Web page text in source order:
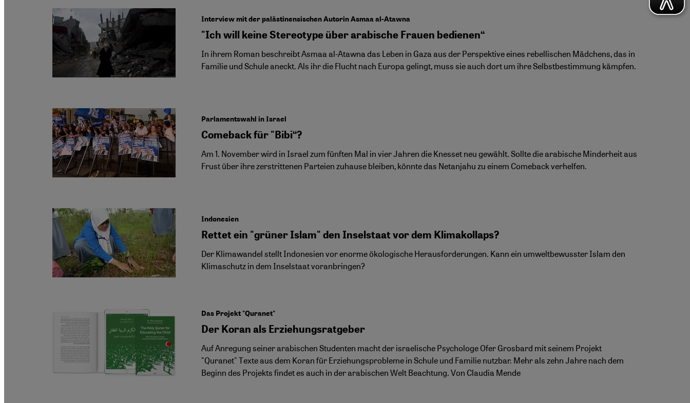
Interview mit der palästinensischen Autorin Asmaa al-Atawna
"Ich will keine Stereotype über arabische Frauen bedienen“
In ihrem Roman beschreibt Asmaa al-Atawna das Leben in Gaza aus der Perspektive eines rebellischen Mädchens, das in
Familie und Schule aneckt. Als ihr die Flucht nach Europa gelingt, muss sie auch dort um ihre Selbstbestimmung kämpfen.
Parlamentswahl in Israel
Comeback für "Bibi“?
Am 1. November wird in Israel zum fünften Mal in vier Jahren die Knesset neu gewählt. Sollte die arabische Minderheit aus
Frust über ihre zerstrittenen Parteien zuhause bleiben, könnte das Netanjahu zu einem Comeback verhelfen.
Indonesien
Rettet ein "grüner Islam" den Inselstaat vor dem Klimakollaps?
Der Klimawandel stellt Indonesien vor enorme ökologische Herausforderungen. Kann ein umweltbewusster Islam den
Klimaschutz in dem Inselstaat voranbringen?
Das Projekt "Quranet"
Der Koran als Erziehungsratgeber
Auf Anregung seiner arabischen Studenten macht der israelische Psychologe Ofer Grosbard mit seinem Projekt
"Quranet" Texte aus dem Koran für Erziehungsprobleme in Schule und Familie nutzbar. Mehr als zehn Jahre nach dem
Beginn des Projekts findet es auch in der arabischen Welt Beachtung. Von Claudia Mende